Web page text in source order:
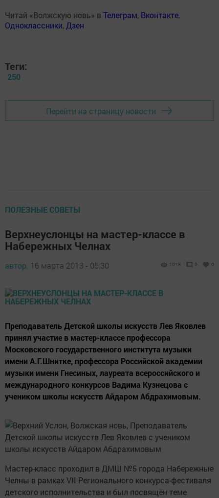
Читай «Волжскую новь» в Телеграм, Вконтакте,
Одноклассники,Дзен
Теги:
250
Перейти на страницу новости
ПОЛЕЗНЫЕ СОВЕТЫ
Верхнеуслонцы на мастер-классе в
Набережных Челнах
автор, 16 марта 2013 - 05:30 1018 0 0
Преподаватель Детской школы искусств Лев Яковлев
принял участие в мастер-классе профессора
Московского государственного института музыки
имени А.Г.Шнитке, профессора Российской академии
музыки имени Гнесиных, лауреата всероссийского и
международного конкурсов Вадима Кузнецова с
учеником школы искусств Айдаром Абдрахимовым.
Мастер-класс проходил в ДМШ №5 города Набережные
Челны в рамках VII Регионального конкурса-фестиваля
детского исполнительства и был посвящён теме